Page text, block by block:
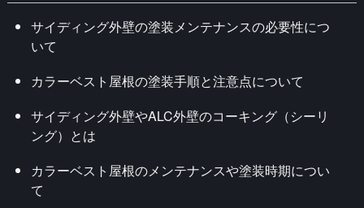
サイディング外壁の塗装メンテナンスの必要性につ
いて
カラーベスト屋根の塗装手順と注意点について
サイディング外壁やALC外壁のコーキング（シーリ
ング）とは
カラーベスト屋根のメンテナンスや塗装時期につい
て